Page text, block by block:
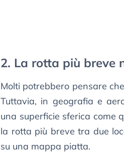
2. La rotta più breve
Molti potrebbero pensare
Tuttavia, in geografia e
una superficie sferica come
la rotta più breve tra due
su una mappa piatta.